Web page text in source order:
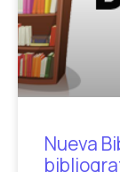
Nueva